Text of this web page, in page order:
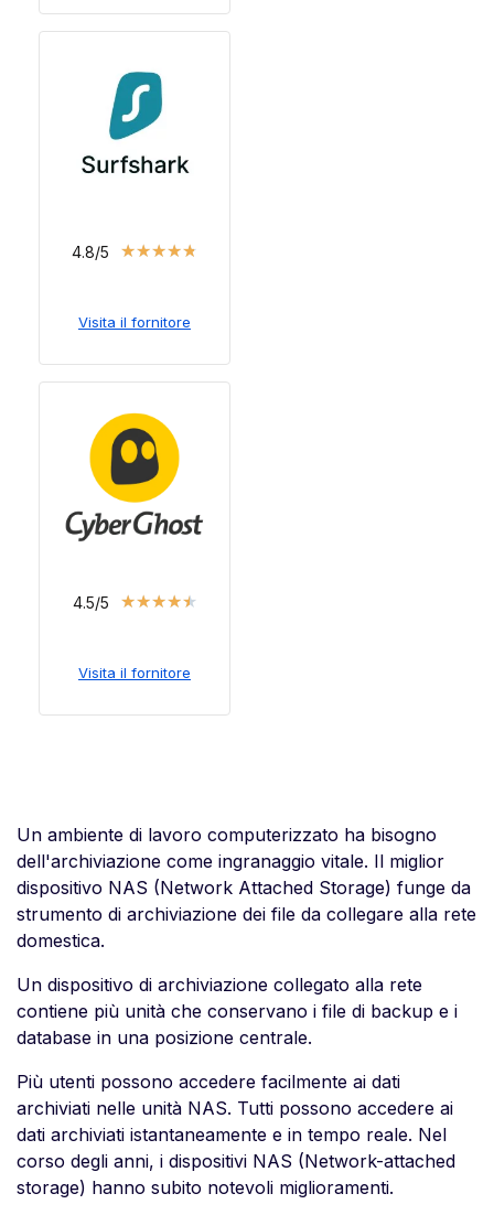
4.8/5 ★★★★★
Visita il fornitore
4.5/5 ★★★★★
Visita il fornitore
Un ambiente di lavoro computerizzato ha bisogno
dell'archiviazione come ingranaggio vitale. Il miglior
dispositivo NAS (Network Attached Storage) funge da
strumento di archiviazione dei file da collegare alla rete
domestica.
Un dispositivo di archiviazione collegato alla rete
contiene più unità che conservano i file di backup e i
database in una posizione centrale.
Più utenti possono accedere facilmente ai dati
archiviati nelle unità NAS. Tutti possono accedere ai
dati archiviati istantaneamente e in tempo reale. Nel
corso degli anni, i dispositivi NAS (Network-attached
storage) hanno subito notevoli miglioramenti.